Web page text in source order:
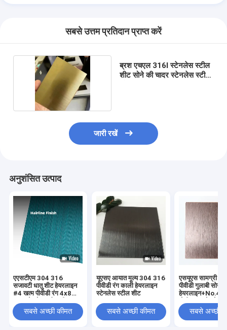
सबसे उत्तम प्रतिदान प्राप्त करें
ब्रश एचएल 316l स्टेनलेस स्टील
शीट सोने की चादर स्टेनलेस स्टील
जारी रखें
अनुशंसित उत्पाद
एएसटीएम 304 316
सजावटी धातु शीट हेयरलाइन
#4 खत्म पीवीडी रंग 4x8
सबसे अच्छी कीमत
यूएसए आयात मूल्य 304 316
पीवीडी रंग काली हेयरलाइन
स्टेनलेस स्टील शीट
सबसे अच्छी कीमत
एसयूएस सामग्री
पीवीडी गुलाबी सोने
हेयरलाइन+No.4
बनावटसबसे अच्छी